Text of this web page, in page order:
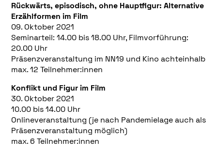
Rückwärts, episodisch, ohne Hauptfigur: Alternative
Erzählformen im Film
09. Oktober 2021
Seminarteil: 14.00 bis 18.00 Uhr, Filmvorführung:
20.00 Uhr
Präsenzveranstaltung im NN19 und Kino achteinhalb
max. 12 Teilnehmer:innen
Konflikt und Figur im Film
30. Oktober 2021
10.00 bis 14.00 Uhr
Onlineveranstaltung (je nach Pandemielage auch als
Präsenzveranstaltung möglich)
max. 6 Teilnehmer:innen